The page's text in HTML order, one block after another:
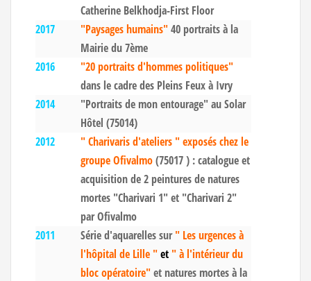
Catherine Belkhodja-First Floor
2017
"Paysages humains"40 portraits à la
Mairie du 7ème
2016
"20 portraits d'hommes politiques"
dans le cadre des Pleins Feux à Ivry
2014
"Portraits de mon entourage" au Solar
Hôtel (75014)
2012
" Charivaris d'ateliers " exposés chez le
groupe Ofivalmo(75017 ) : catalogue et
acquisition de 2 peintures de natures
mortes "Charivari 1" et "Charivari 2"
par Ofivalmo
2011
Série d'aquarelles sur" Les urgences à
l'hôpital de Lille "et " à l'intérieur du
bloc opératoire"et natures mortes à la